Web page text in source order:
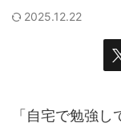
2025.12.22
「自宅で勉強